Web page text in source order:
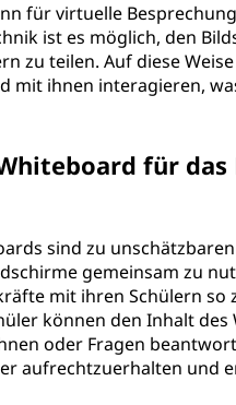
für virtuelle
ist es möglich, den
zu teilen. Auf diese
mit ihnen interagieren,
für
sind zu
gemeinsam zu
mit ihren Schülern so
können den Inhalt
oder Fragen
aufrechtzuerhalten und